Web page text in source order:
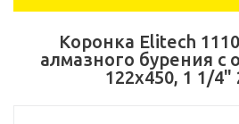
Коронка Elitech
алмазного бурения с
122х450, 1 1/4"